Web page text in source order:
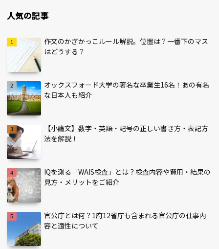
人気の記事
作文のかぎかっこルール解説。位置は？一番下のマス
はどうする？
オックスフォード大学の著名な卒業生16名！あの有名
な日本人も紹介
【小論文】数字・英語・記号の正しい書き方・表記方
法を解説！
IQを測る「WAIS検査」とは？検査内容や費用・結果の
見方・メリットをご紹介
官公庁とは何？1府12省庁も含まれる官公庁の仕事内
容と適性について